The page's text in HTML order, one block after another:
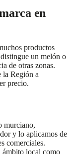
en
productos
un melón o
de otras zonas.
la Región a
precio.
murciano,
y lo aplicamos de
comerciales.
ámbito local como